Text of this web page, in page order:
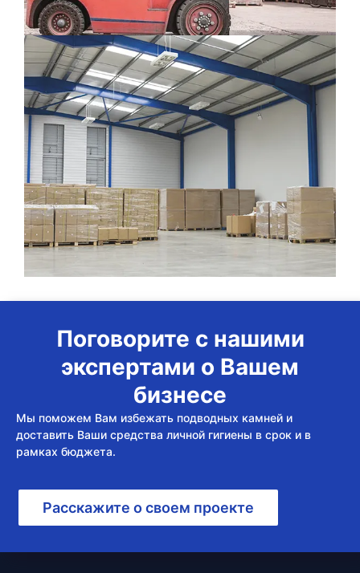
Поговорите с нашими
экспертами о Вашем
бизнесе
Мы поможем Вам избежать подводных камней и
доставить Ваши средства личной гигиены в срок и в
рамках бюджета.
Расскажите о своем проекте